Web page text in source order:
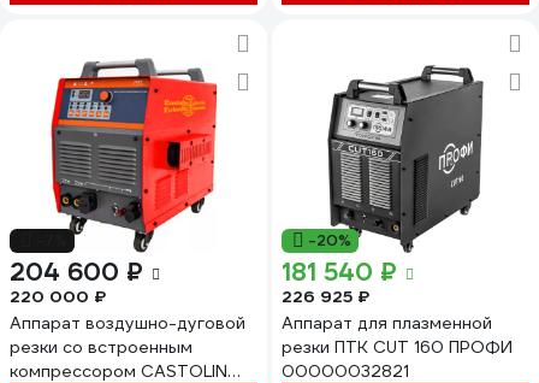
204 600 ₽
220 000 ₽
Аппарат воздушно-дуговой
резки со встроенным
компрессором CASTOLIN
-20%
181 540 ₽
226 925 ₽
Аппарат для плазменной
резки ПТК CUT 160 ПРОФИ
00000032821